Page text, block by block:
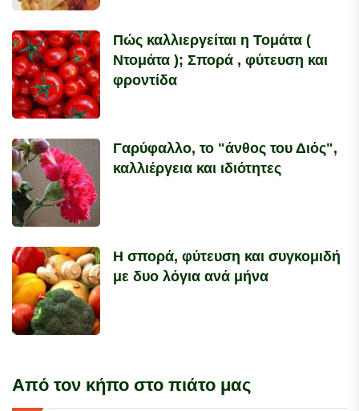
Πώς καλλιεργείται η Τομάτα (
Ντομάτα ); Σπορά , φύτευση και
φροντίδα
Γαρύφαλλο, το "άνθος του Διός",
καλλιέργεια και ιδιότητες
Η σπορά, φύτευση και συγκομιδή
με δυο λόγια ανά μήνα
Από τον κήπο στο πιάτο μας